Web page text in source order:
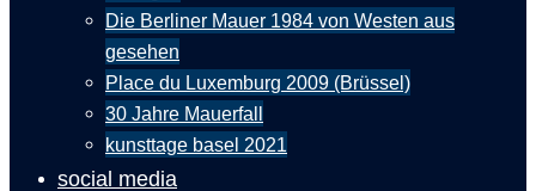
Die Berliner Mauer 1984 von Westen aus
gesehen
Place du Luxemburg 2009 (Brüssel)
30 Jahre Mauerfall
kunsttage basel 2021
social media